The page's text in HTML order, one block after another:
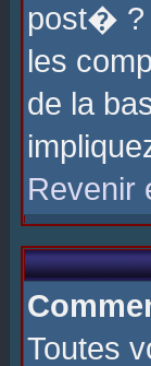
post� ?
les
de la
Revenir
Toutes